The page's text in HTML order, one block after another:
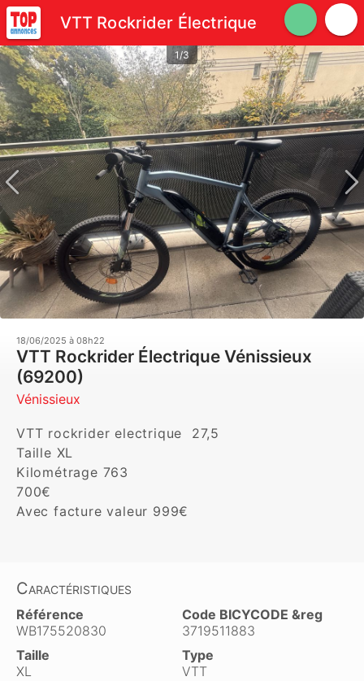
VTT Rockrider Électrique
1/3
18/06/2025 à 08h22
VTT Rockrider Électrique Vénissieux
(69200)
Vénissieux
VTT rockrider electrique  27,5
Taille XL
Kilométrage 763
700€
Avec facture valeur 999€
Caractéristiques
Référence
WB175520830
Code BICYCODE &reg
3719511883
Taille
XL
Type
VTT